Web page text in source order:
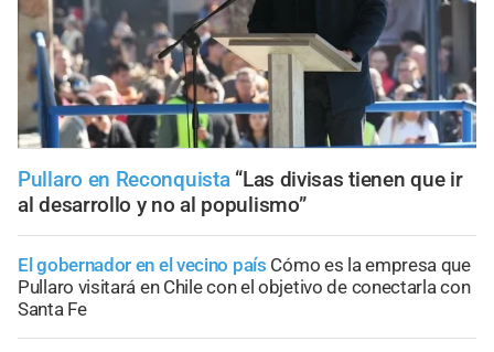
Pullaro en Reconquista “Las divisas tienen que ir
al desarrollo y no al populismo”
El gobernador en el vecino país Cómo es la empresa que
Pullaro visitará en Chile con el objetivo de conectarla con
Santa Fe